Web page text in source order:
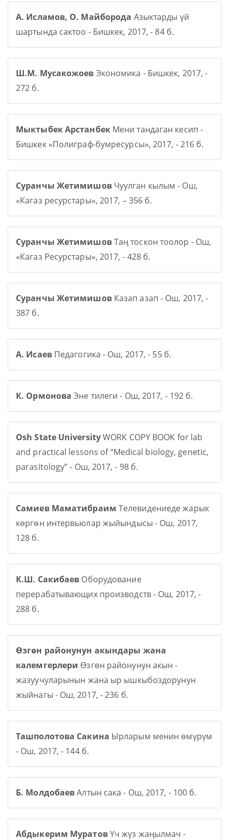
А. Исламов, О. Майборода Азыктарды үй
шартында сактоо - Бишкек, 2017, - 84 б.
Ш.М. Мусакожоев Экономика - Бишкек, 2017, -
272 б.
Мыктыбек АрстанбекМени тандаган кесип -
Бишкек «Полиграф-бумресурсы», 2017, - 216 б.
Суранчы ЖетимишовЧуулган кылым - Ош,
«Кагаз ресурстары», 2017, – 356 б.
Суранчы ЖетимишовТаң тоскон тоолор - Ош,
«Кагаз Ресурстары», 2017, - 428 б.
Суранчы ЖетимишовКазап азап - Ош, 2017, -
387 б.
А. ИсаевПедагогика - Ош, 2017, - 55 б.
К. Ормонова Эне тилеги - Ош, 2017, - 192 б.
Osh State UniversityWORK COPY BOOK for lab
and practical lessons of “Medical biology, genetic,
parasitology” - Ош, 2017, - 98 б.
Самиев Маматибраим Телевидениеде жарык
көргөн интервьюлар жыйындысы - Ош, 2017,
128 б.
К.Ш. Сакибаев Оборудование
перерабатывающих производств - Ош, 2017, -
288 б.
Өзгөн районунун акындары жана
калемгерлери Өзгөн районунун акын -
жазуучуларынын жана ыр ышкыбоздорунун
жыйнагы - Ош, 2017, - 236 б.
Ташполотова Сакина Ырларым менин өмүрүм
- Ош, 2017, - 144 б.
Б. МолдобаевАлтын сака - Ош, 2017, - 100 б.
Абдыкерим МуратовҮч жүз жаңылмач -